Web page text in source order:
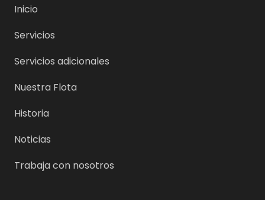
Inicio
Servicios
Servicios adicionales
Nuestra Flota
Historia
Noticias
Trabaja con nosotros